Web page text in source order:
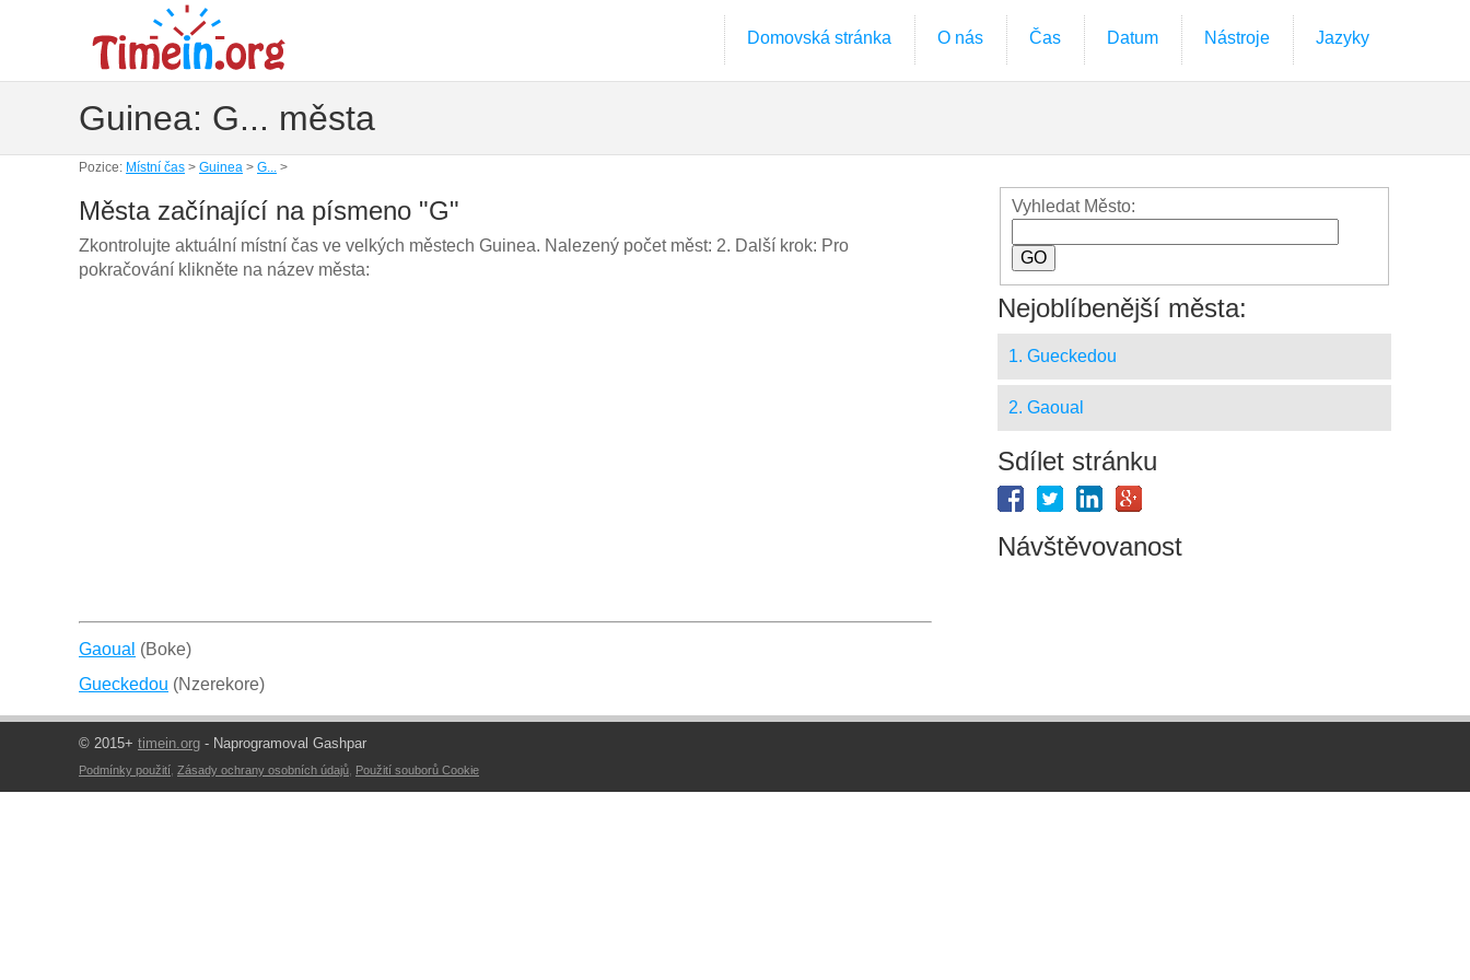
Domovská stránka O nás Čas Datum Nástroje Jazyky
Guinea: G... města
Pozice: Místní čas > Guinea > G... >
Města začínající na písmeno "G"
Zkontrolujte aktuální místní čas ve velkých městech Guinea. Nalezený počet měst: 2. Další krok: Pro
pokračování klikněte na název města:
Gaoual (Boke)
Gueckedou (Nzerekore)
Vyhledat Město:
Nejoblíbenější města:
1. Gueckedou
2. Gaoual
Sdílet stránku
Návštěvovanost
© 2015+ timein.org - Naprogramoval Gashpar
Podmínky použití, Zásady ochrany osobních údajů, Použití souborů Cookie